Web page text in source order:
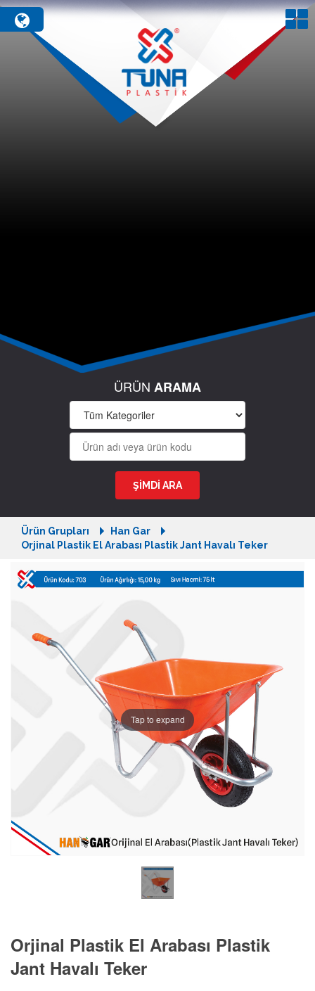
ÜRÜN ARAMA
Ürün Grupları
Han Gar
Orjinal Plastik El Arabası Plastik Jant Havalı Teker
Tap to expand
Orjinal Plastik El Arabası Plastik
Jant Havalı Teker